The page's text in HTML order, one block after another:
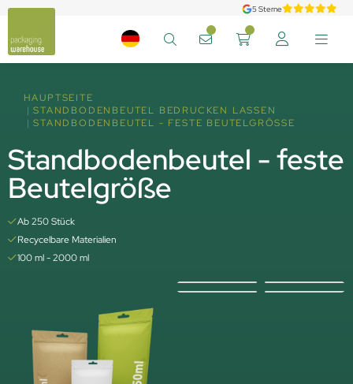
5 Sterne
HAUPTSEITE
STANDBODENBEUTEL BEDRUCKEN LASSEN
STANDBODENBEUTEL - FESTE BEUTELGRÖSSE
Standbodenbeutel - feste
Beutelgröße
Ab 250 Stück
Recycelbare Materialien
100 ml - 2000 ml